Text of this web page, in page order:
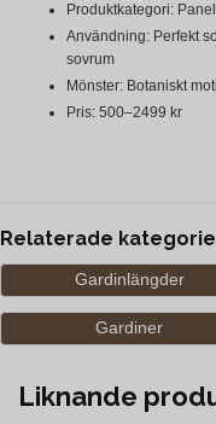
Produktkategori:
Användning: Perfekt
sovrum
Mönster: Botaniskt
Pris: 500–2499 kr
Relaterade
Gardinlängder
Gardiner
Liknande